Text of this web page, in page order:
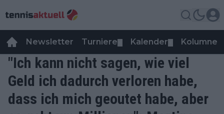
Newsletter Turniere Kalender Kolumnen
"Ich kann nicht sagen, wie viel
Geld ich dadurch verloren habe,
dass ich mich geoutet habe, aber